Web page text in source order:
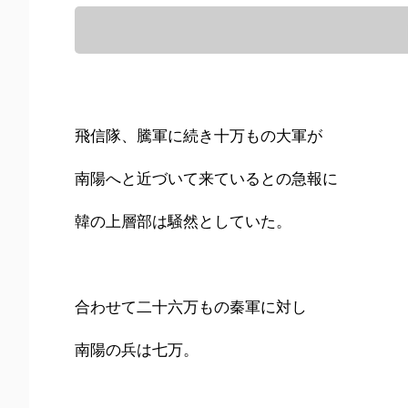
飛信隊、騰軍に続き十万もの大軍が
南陽へと近づいて来ているとの急報に
韓の上層部は騒然としていた。
合わせて二十六万もの秦軍に対し
南陽の兵は七万。